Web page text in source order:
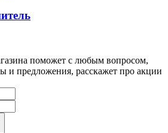
поможет с любым вопросом,
и предложения, расскажет про акции